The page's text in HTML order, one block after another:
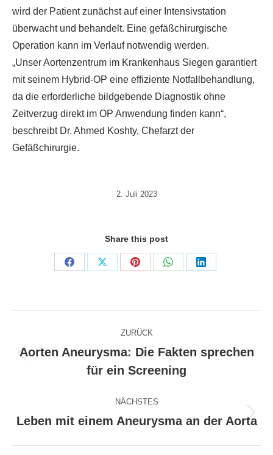
wird der Patient zunächst auf einer Intensivstation
überwacht und behandelt. Eine gefäßchirurgische
Operation kann im Verlauf notwendig werden.
„Unser Aortenzentrum im Krankenhaus Siegen garantiert
mit seinem Hybrid-OP eine effiziente Notfallbehandlung,
da die erforderliche bildgebende Diagnostik ohne
Zeitverzug direkt im OP Anwendung finden kann“,
beschreibt Dr. Ahmed Koshty, Chefarzt der
Gefäßchirurgie.
2. Juli 2023
Share this post
Share
Share
Share
Share
Share
Kommentarnavigation
ZURÜCK
Beitrag:
Aorten Aneurysma: Die Fakten sprechen
für ein Screening
NÄCHSTES
Nächster
Leben mit einem Aneurysma an der Aorta